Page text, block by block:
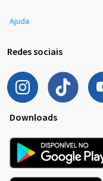
Ajuda
Redes sociais
Downloads